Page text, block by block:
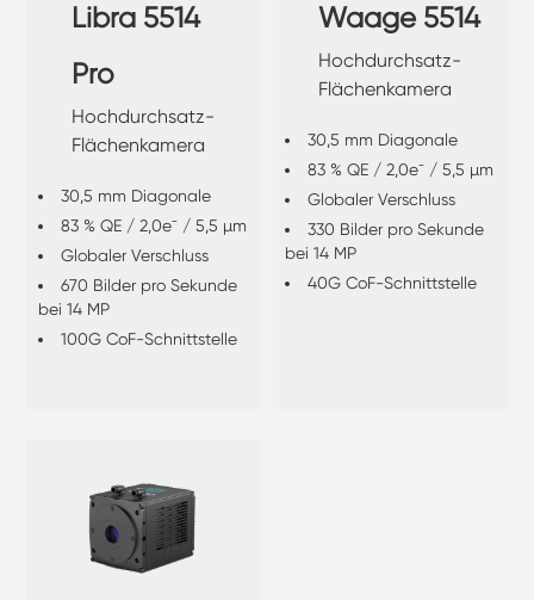
Libra 5514
Pro
Hochdurchsatz-
Flächenkamera
30,5 mm Diagonale
83 % QE / 2,0e⁻ / 5,5 µm
Globaler Verschluss
670 Bilder pro Sekunde
bei 14 MP
100G CoF-Schnittstelle
Waage 5514
Hochdurchsatz-
Flächenkamera
30,5 mm Diagonale
83 % QE / 2,0e⁻ / 5,5 µm
Globaler Verschluss
330 Bilder pro Sekunde
bei 14 MP
40G CoF-Schnittstelle